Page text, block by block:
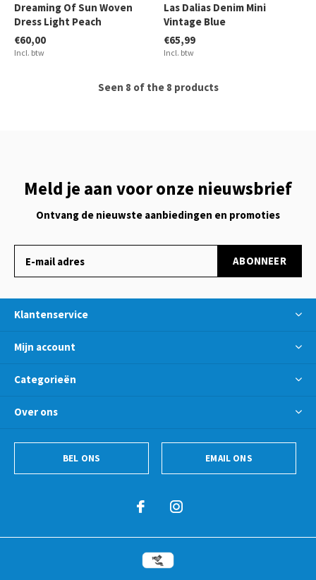
Dreaming Of Sun Woven
Dress Light Peach
€60,00
Incl. btw
Las Dalias Denim Mini
Vintage Blue
€65,99
Incl. btw
Seen 8 of the 8 products
Meld je aan voor onze nieuwsbrief
Ontvang de nieuwste aanbiedingen en promoties
ABONNEER
Klantenservice
Mijn account
Categorieën
Over ons
BEL ONS EMAIL ONS